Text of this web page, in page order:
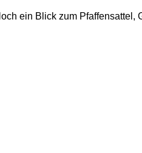
ein Blick zum Pfaffensattel,